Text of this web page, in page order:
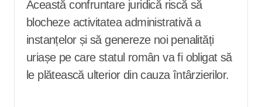
Această confruntare juridică riscă să
blocheze activitatea administrativă a
instanțelor și să genereze noi penalități
uriașe pe care statul român va fi obligat să
le plătească ulterior din cauza întârzierilor.